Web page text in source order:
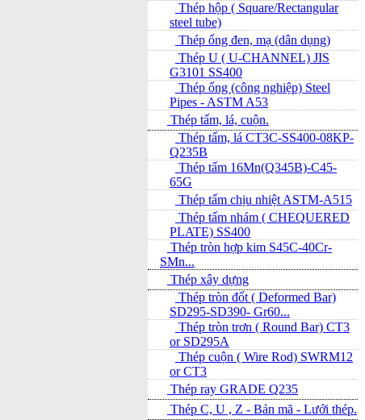
Thép hộp ( Square/Rectangular
steel tube)
Thép ống đen, mạ (dân dụng)
Thép U ( U-CHANNEL) JIS
G3101 SS400
Thép ống (công nghiệp) Steel
Pipes - ASTM A53
Thép tấm, lá, cuộn.
Thép tấm, lá CT3C-SS400-08KP-
Q235B
Thép tấm 16Mn(Q345B)-C45-
65G
Thép tấm chịu nhiệt ASTM-A515
Thép tấm nhám ( CHEQUERED
PLATE) SS400
Thép tròn hợp kim S45C-40Cr-
SMn...
Thép xây dựng
Thép tròn đốt ( Deformed Bar)
SD295-SD390- Gr60...
Thép tròn trơn ( Round Bar) CT3
or SD295A
Thép cuộn ( Wire Rod) SWRM12
or CT3
Thép ray GRADE Q235
Thép C, U , Z - Bản mã - L­ưới thép.